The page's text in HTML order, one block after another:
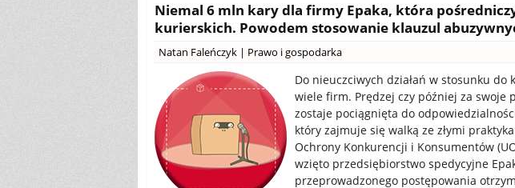
Niemal 6 mln kary dla firmy Epaka, która
kurierskich. Powodem stosowanie klauzul
Natan Faleńczyk | Prawo i gospodarka
Do nieuczciwych działań w stosunku do
wiele firm. Prędzej czy później za swoje
zostaje pociągnięta do
który zajmuje się walką ze złymi
Ochrony Konkurencji i Konsumentów
wzięto przedsiębiorstwo spedycyjne
przeprowadzonego postępowania